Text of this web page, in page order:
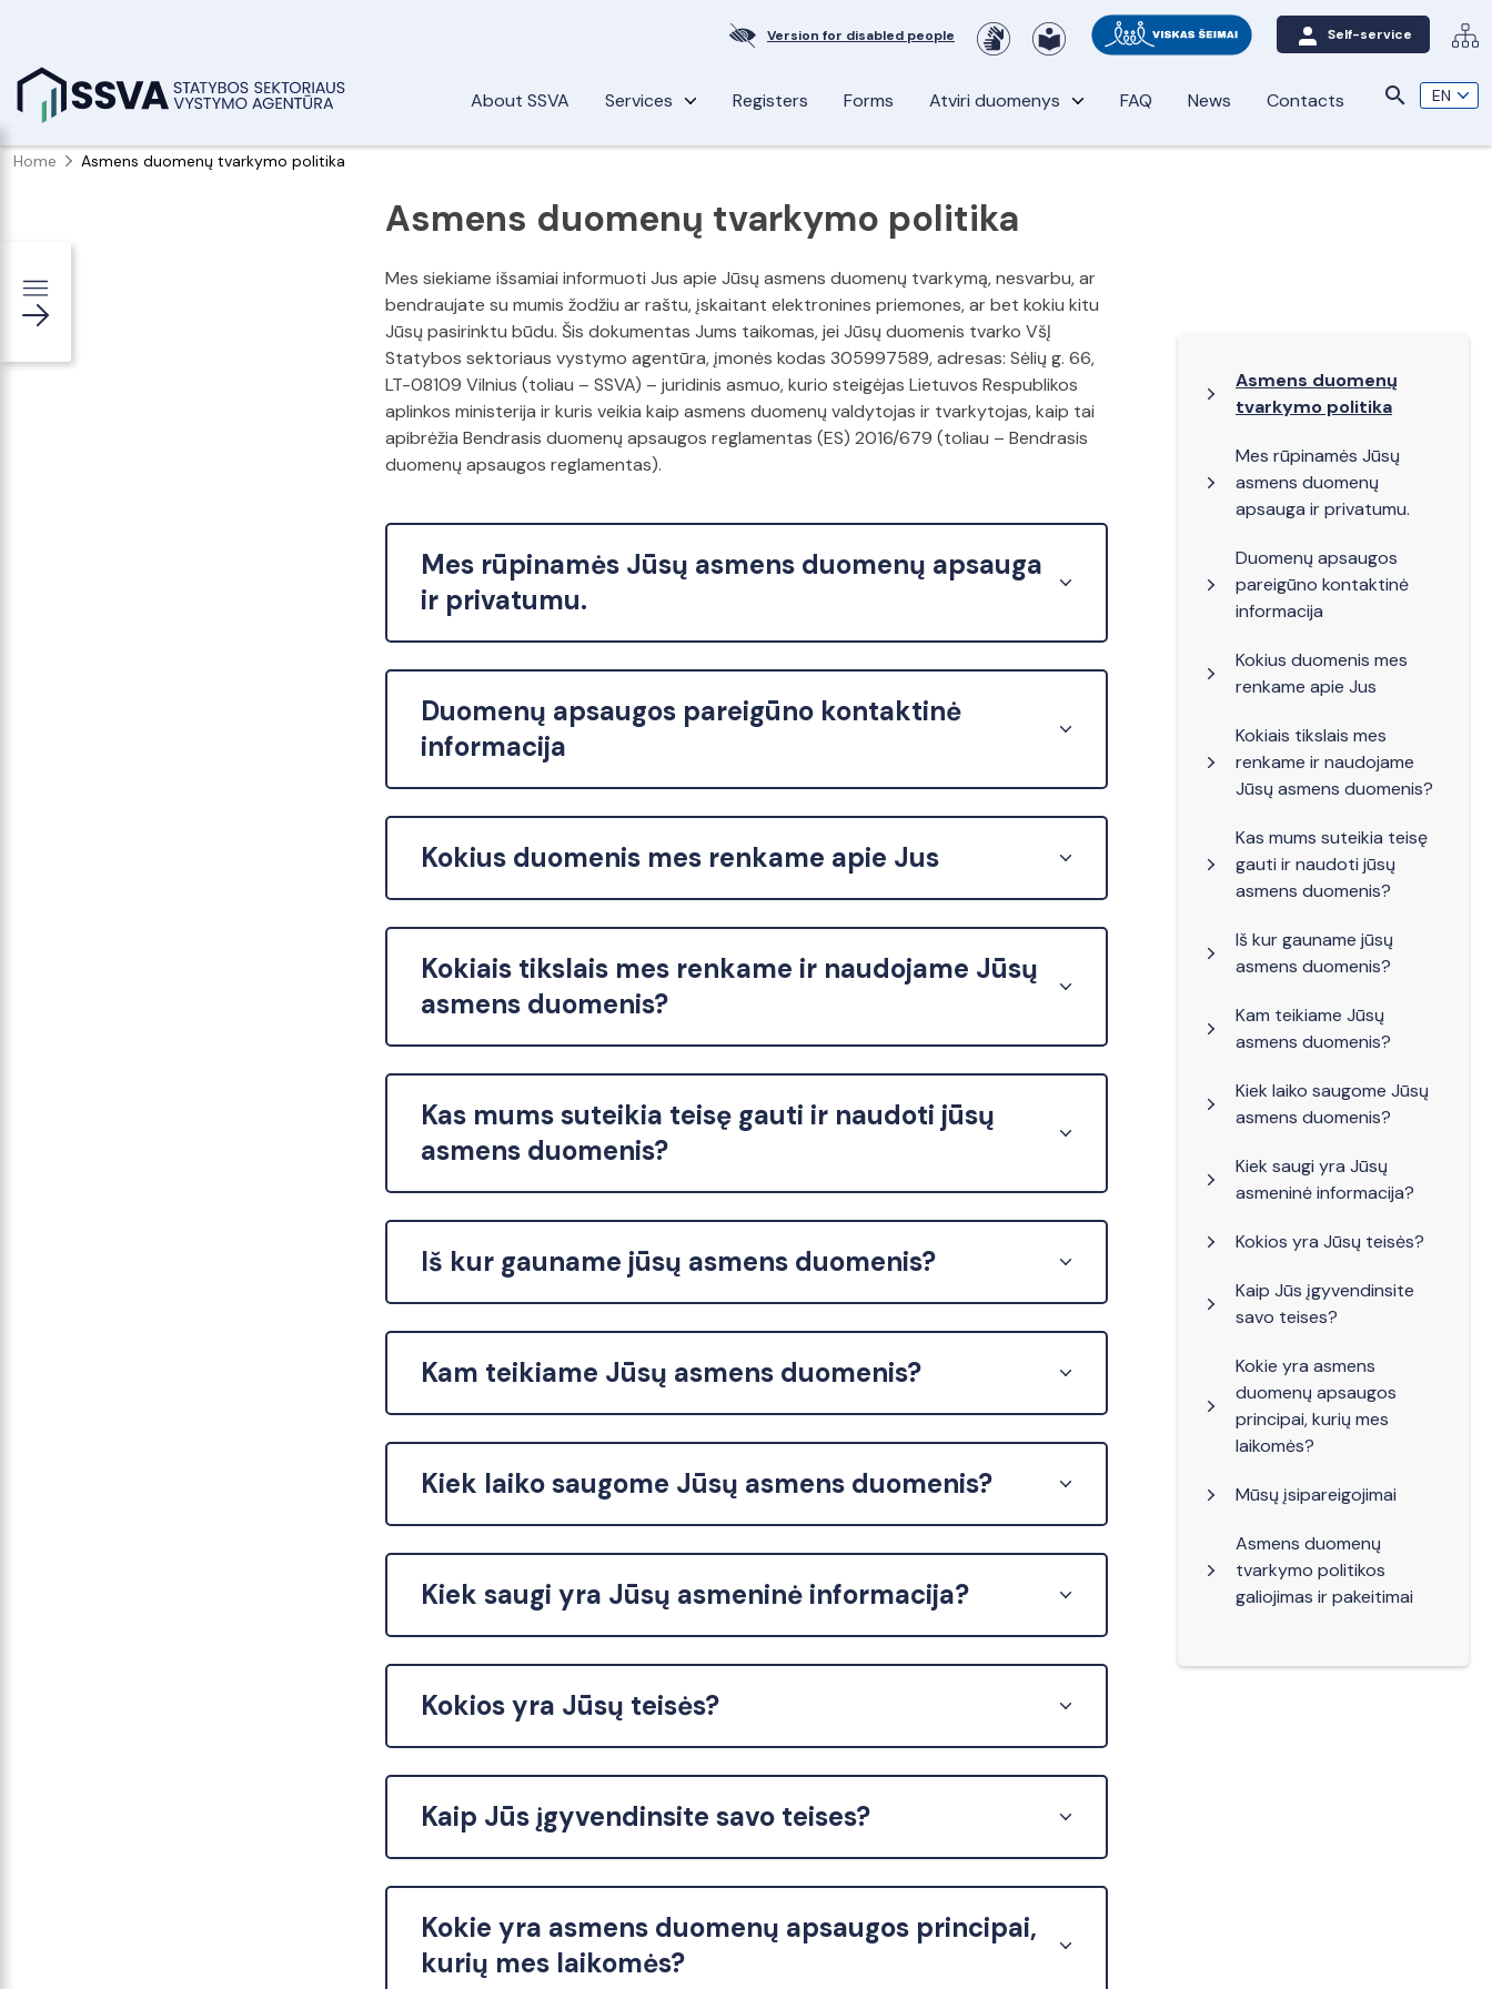
Version for disabled people Self-service
About SSVA Services Registers Forms Atviri duomenys FAQ News Contacts search
Home Asmens duomenų tvarkymo politika
Asmens duomenų tvarkymo politika
Mes siekiame išsamiai informuoti Jus apie Jūsų asmens duomenų tvarkymą, nesvarbu, ar
bendraujate su mumis žodžiu ar raštu, įskaitant elektronines priemones, ar bet kokiu kitu
Jūsų pasirinktu būdu. Šis dokumentas Jums taikomas, jei Jūsų duomenis tvarko VšĮ
Statybos sektoriaus vystymo agentūra, įmonės kodas 305997589, adresas: Sėlių g. 66,
LT-08109 Vilnius (toliau – SSVA) – juridinis asmuo, kurio steigėjas Lietuvos Respublikos
aplinkos ministerija ir kuris veikia kaip asmens duomenų valdytojas ir tvarkytojas, kaip tai
apibrėžia Bendrasis duomenų apsaugos reglamentas (ES) 2016/679 (toliau – Bendrasis
duomenų apsaugos reglamentas).
Mes rūpinamės Jūsų asmens duomenų apsauga
ir privatumu.
Duomenų apsaugos pareigūno kontaktinė
informacija
Kokius duomenis mes renkame apie Jus
Kokiais tikslais mes renkame ir naudojame Jūsų
asmens duomenis?
Kas mums suteikia teisę gauti ir naudoti jūsų
asmens duomenis?
Iš kur gauname jūsų asmens duomenis?
Kam teikiame Jūsų asmens duomenis?
Kiek laiko saugome Jūsų asmens duomenis?
Kiek saugi yra Jūsų asmeninė informacija?
Kokios yra Jūsų teisės?
Kaip Jūs įgyvendinsite savo teises?
Kokie yra asmens duomenų apsaugos principai,
kurių mes laikomės?
Asmens duomenų
tvarkymo politika
Mes rūpinamės Jūsų
asmens duomenų
apsauga ir privatumu.
Duomenų apsaugos
pareigūno kontaktinė
informacija
Kokius duomenis mes
renkame apie Jus
Kokiais tikslais mes
renkame ir naudojame
Jūsų asmens duomenis?
Kas mums suteikia teisę
gauti ir naudoti jūsų
asmens duomenis?
Iš kur gauname jūsų
asmens duomenis?
Kam teikiame Jūsų
asmens duomenis?
Kiek laiko saugome Jūsų
asmens duomenis?
Kiek saugi yra Jūsų
asmeninė informacija?
Kokios yra Jūsų teisės?
Kaip Jūs įgyvendinsite
savo teises?
Kokie yra asmens
duomenų apsaugos
principai, kurių mes
laikomės?
Mūsų įsipareigojimai
Asmens duomenų
tvarkymo politikos
galiojimas ir pakeitimai